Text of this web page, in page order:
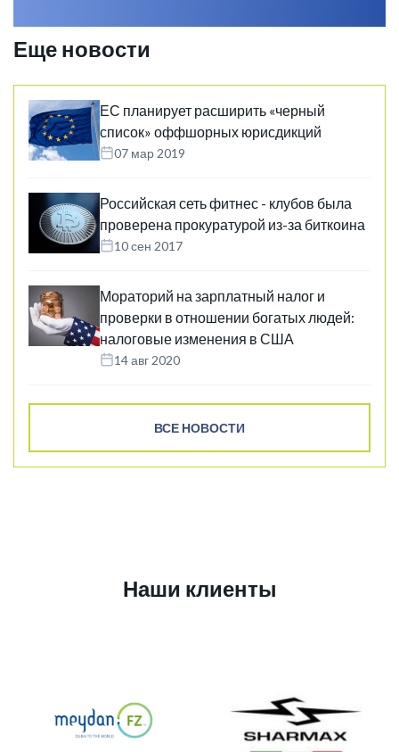
Еще новости
ЕС планирует расширить «черный
список» оффшорных юрисдикций
07 мар 2019
Российская сеть фитнес - клубов была
проверена прокуратурой из-за биткоина
10 сен 2017
Мораторий на зарплатный налог и
проверки в отношении богатых людей:
налоговые изменения в США
14 авг 2020
ВСЕ НОВОСТИ
Наши клиенты